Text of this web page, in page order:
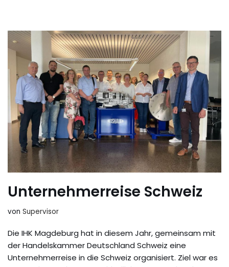
Unternehmerreise Schweiz
von Supervisor
Die IHK Magdeburg hat in diesem Jahr, gemeinsam mit
der Handelskammer Deutschland Schweiz eine
Unternehmerreise in die Schweiz organisiert. Ziel war es